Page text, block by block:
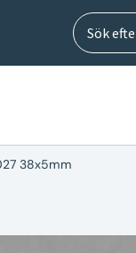
Sök
efter:
Sök
38x5mm